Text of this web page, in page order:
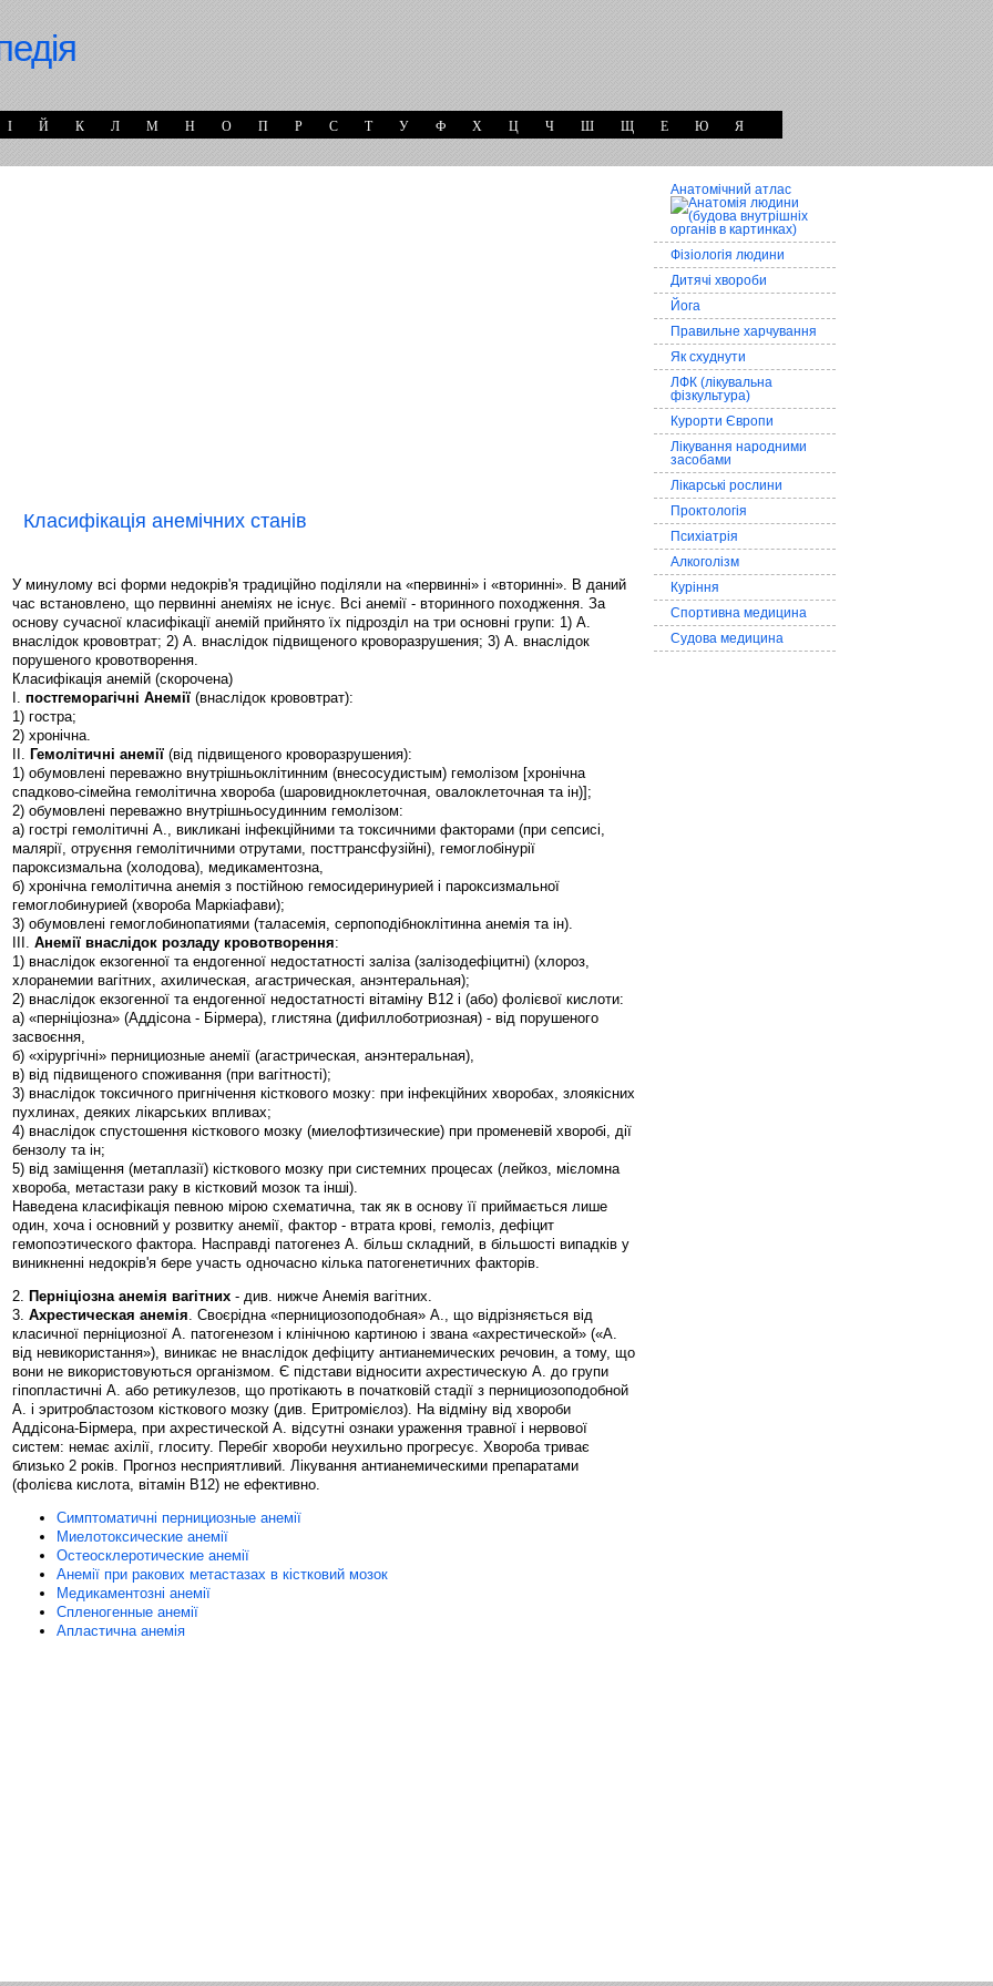
І Й К Л М Н О П Р С Т У Ф Х Ц Ч Ш Щ Е Ю Я
Класифікація анемічних станів
У минулому всі форми недокрів'я традиційно поділяли на «первинні» і «вторинні». В даний
час встановлено, що первинні анеміях не існує. Всі анемії - вторинного походження. За
основу сучасної класифікації анемій прийнято їх підрозділ на три основні групи: 1) А.
внаслідок крововтрат; 2) А. внаслідок підвищеного кроворазрушения; 3) А. внаслідок
порушеного кровотворення.
Класифікація анемій (скорочена)
I. постгеморагічні Анемії (внаслідок крововтрат):
1) гостра;
2) хронічна.
II. Гемолітичні анемії (від підвищеного кроворазрушения):
1) обумовлені переважно внутрішньоклітинним (внесосудистым) гемолізом [хронічна
спадково-сімейна гемолітична хвороба (шаровидноклеточная, овалоклеточная та ін)];
2) обумовлені переважно внутрішньосудинним гемолізом:
а) гострі гемолітичні А., викликані інфекційними та токсичними факторами (при сепсисі,
малярії, отруєння гемолітичними отрутами, посттрансфузійні), гемоглобінурії
пароксизмальна (холодова), медикаментозна,
б) хронічна гемолітична анемія з постійною гемосидеринурией і пароксизмальної
гемоглобинурией (хвороба Маркіафави);
3) обумовлені гемоглобинопатиями (таласемія, серпоподібноклітинна анемія та ін).
III. Анемії внаслідок розладу кровотворення:
1) внаслідок екзогенної та ендогенної недостатності заліза (залізодефіцитні) (хлороз,
хлоранемии вагітних, ахилическая, агастрическая, анэнтеральная);
2) внаслідок екзогенної та ендогенної недостатності вітаміну В12 і (або) фолієвої кислоти:
а) «перніціозна» (Аддісона - Бірмера), глистяна (дифиллоботриозная) - від порушеного
засвоєння,
б) «хірургічні» пернициозные анемії (агастрическая, анэнтеральная),
в) від підвищеного споживання (при вагітності);
3) внаслідок токсичного пригнічення кісткового мозку: при інфекційних хворобах, злоякісних
пухлинах, деяких лікарських впливах;
4) внаслідок спустошення кісткового мозку (миелофтизические) при променевій хворобі, дії
бензолу та ін;
5) від заміщення (метаплазії) кісткового мозку при системних процесах (лейкоз, мієломна
хвороба, метастази раку в кістковий мозок та інші).
Наведена класифікація певною мірою схематична, так як в основу її приймається лише
один, хоча і основний у розвитку анемії, фактор - втрата крові, гемоліз, дефіцит
гемопоэтического фактора. Насправді патогенез А. більш складний, в більшості випадків у
виникненні недокрів'я бере участь одночасно кілька патогенетичних факторів.
2. Перніціозна анемія вагітних - див. нижче Анемія вагітних.
3. Ахрестическая анемія. Своєрідна «пернициозоподобная» А., що відрізняється від
класичної перніциозної А. патогенезом і клінічною картиною і звана «ахрестической» («А.
від невикористання»), виникає не внаслідок дефіциту антианемических речовин, а тому, що
вони не використовуються організмом. Є підстави відносити ахрестическую А. до групи
гіпопластичні А. або ретикулезов, що протікають в початковій стадії з пернициозоподобной
А. і эритробластозом кісткового мозку (див. Еритромієлоз). На відміну від хвороби
Аддісона-Бірмера, при ахрестической А. відсутні ознаки ураження травної і нервової
систем: немає ахілії, глоситу. Перебіг хвороби неухильно прогресує. Хвороба триває
близько 2 років. Прогноз несприятливий. Лікування антианемическими препаратами
(фолієва кислота, вітамін В12) не ефективно.
Симптоматичні пернициозные анемії
Миелотоксические анемії
Остеосклеротические анемії
Анемії при ракових метастазах в кістковий мозок
Медикаментозні анемії
Спленогенные анемії
Апластична анемія
Анатомічний атлас
Фізіологія людини
Дитячі хвороби
Йога
Правильне харчування
Як схуднути
ЛФК (лікувальна
фізкультура)
Курорти Європи
Лікування народними
засобами
Лікарські рослини
Проктологія
Психіатрія
Алкоголізм
Куріння
Спортивна медицина
Судова медицина